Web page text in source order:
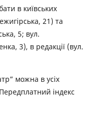
в київських
21) та
5; вул.
3), в редакції (вул.
можна в усіх
індекс